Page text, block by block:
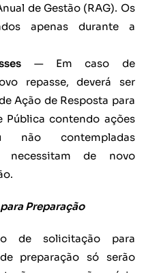
de Gestão (RAG). Os
apenas durante a
— Em caso de
repasse, deverá ser
Ação de Resposta para
Pública contendo ações
não contempladas
necessitam de novo
Preparação
de solicitação para
preparação só serão